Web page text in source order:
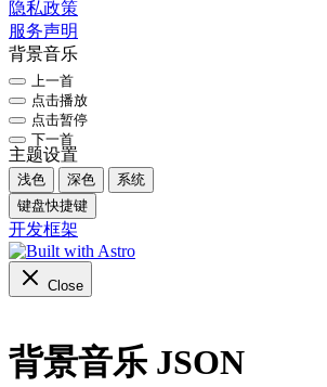
隐私政策
服务声明
背景音乐
上一首
点击播放
点击暂停
下一首
主题设置
浅色 深色
系统
键盘快捷键
开发框架
Close
背景音乐 JSON